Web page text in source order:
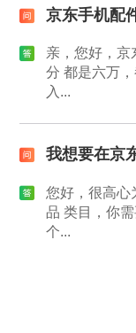
京东手机配
亲，您好，京
分 都是六万
入...
我想要在京
您好，很高心
品 类目，你
个...